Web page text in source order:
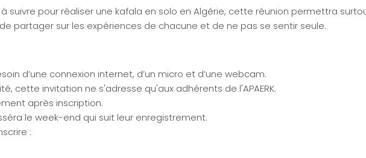
suivre pour réaliser une kafala en solo en Algérie, cette réunion permettra
partager sur les expériences de chacune et de ne pas se sentir seule.
d’une connexion internet, d’un micro et d’une webcam.
cette invitation ne s'adresse qu'aux adhérents de l'APAERK.
après inscription.
le week-end qui suit leur enregistrement.
: